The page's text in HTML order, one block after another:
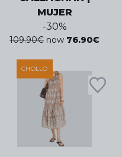
MUJER
-30%
109.90€ now 76.90€
CHOLLO